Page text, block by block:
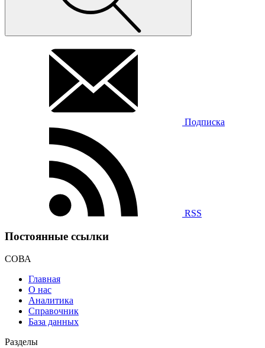
Подписка
RSS
Постоянные ссылки
СОВА
Главная
О нас
Аналитика
Справочник
База данных
Разделы